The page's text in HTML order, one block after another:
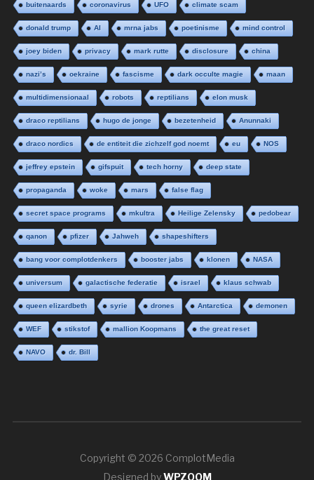
buitenaards coronavirus UFO climate scam
donald trump AI mrna jabs poetinisme mind control
joey biden privacy mark rutte disclosure china
nazi’s oekraine fascisme dark occulte magie maan
multidimensionaal robots reptilians elon musk
draco reptilians hugo de jonge bezetenheid Anunnaki
draco nordics de entiteit die zichzelf god noemt eu NOS
jeffrey epstein gifspuit tech horny deep state
propaganda woke mars false flag
secret space programs mkultra Heilige Zelensky pedobear
qanon pfizer Jahweh shapeshifters
bang voor complotdenkers booster jabs klonen NASA
universum galactische federatie israel klaus schwab
queen elizardbeth syrie drones Antarctica demonen
WEF stikstof mallion Koopmans the great reset
NAVO dr. Bill
Copyright © 2026 ComplotMedia
Designed byWPZOOM